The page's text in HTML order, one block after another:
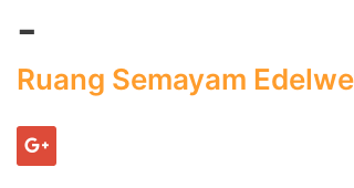
-
Ruang Semayam